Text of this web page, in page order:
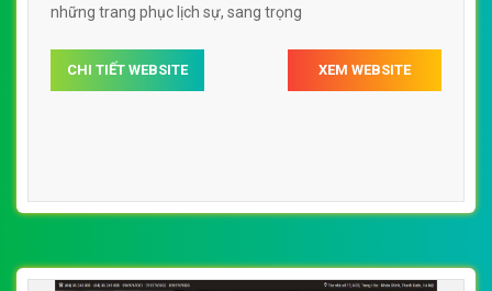
những trang phục lịch sự, sang trọng
CHI TIẾT WEBSITE XEM WEBSITE